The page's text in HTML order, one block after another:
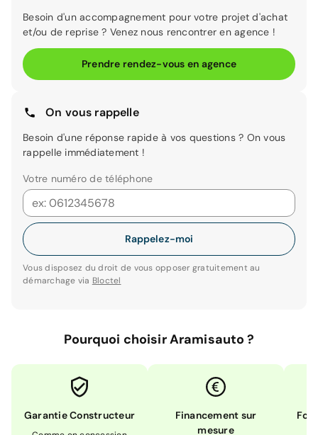
Besoin d'un accompagnement pour votre projet d'achat
et/ou de reprise ? Venez nous rencontrer en agence !
Prendre rendez-vous en agence
On vous rappelle
Besoin d'une réponse rapide à vos questions ? On vous
rappelle immédiatement !
Votre numéro de téléphone
Rappelez-moi
Vous disposez du droit de vous opposer gratuitement au
démarchage via Bloctel
Pourquoi choisir Aramisauto ?
Garantie Constructeur
Financement sur
mesure